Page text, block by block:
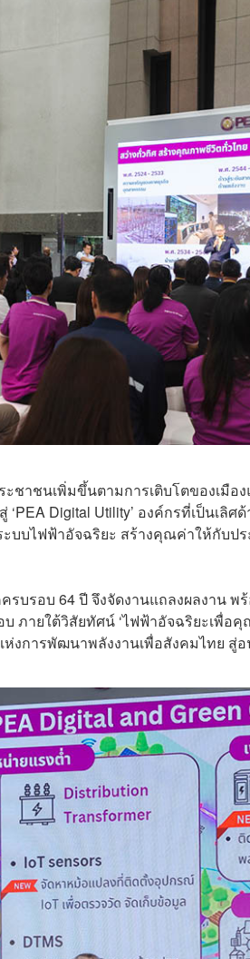
ชาชนเพิ่มขึ้นตามการเติบโตของเมือ
Digital Utility’ องค์กรที่เป็นเลิ
บบไฟฟ้าอัจฉริยะ สร้างคุณค่าให้กับป
บรอบ 64 ปี จึงจัดงานแถลงผลงาน
ภายใต้วิสัยทัศน์ ‘ไฟฟ้าอัจฉริยะเพื่อคุ
ห่งการพัฒนาพลังงานเพื่อสังคมไทย